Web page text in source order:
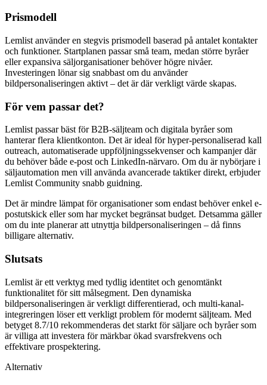
Prismodell
Lemlist använder en stegvis prismodell baserad på antalet kontakter
och funktioner. Startplanen passar små team, medan större byråer
eller expansiva säljorganisationer behöver högre nivåer.
Investeringen lönar sig snabbast om du använder
bildpersonaliseringen aktivt – det är där verkligt värde skapas.
För vem passar det?
Lemlist passar bäst för B2B-säljteam och digitala byråer som
hanterar flera klientkonton. Det är ideal för hyper-personaliserad kall
outreach, automatiserade uppföljningssekvenser och kampanjer där
du behöver både e-post och LinkedIn-närvaro. Om du är nybörjare i
säljautomation men vill använda avancerade taktiker direkt, erbjuder
Lemlist Community snabb guidning.
Det är mindre lämpat för organisationer som endast behöver enkel e-
postutskick eller som har mycket begränsat budget. Detsamma gäller
om du inte planerar att utnyttja bildpersonaliseringen – då finns
billigare alternativ.
Slutsats
Lemlist är ett verktyg med tydlig identitet och genomtänkt
funktionalitet för sitt målsegment. Den dynamiska
bildpersonaliseringen är verkligt differentierad, och multi-kanal-
integreringen löser ett verkligt problem för modernt säljteam. Med
betyget 8.7/10 rekommenderas det starkt för säljare och byråer som
är villiga att investera för märkbar ökad svarsfrekvens och
effektivare prospektering.
Alternativ